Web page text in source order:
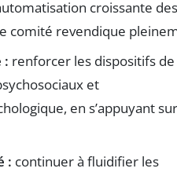
croissante des
comité revendique
: renforcer les dispositifs de
et
en s’appuyant
: continuer à fluidifier les